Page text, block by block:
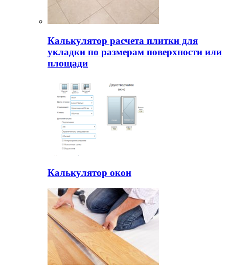
Калькулятор расчета плитки для
укладки по размерам поверхности или
площади
Калькулятор окон